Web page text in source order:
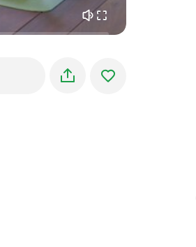
02:00